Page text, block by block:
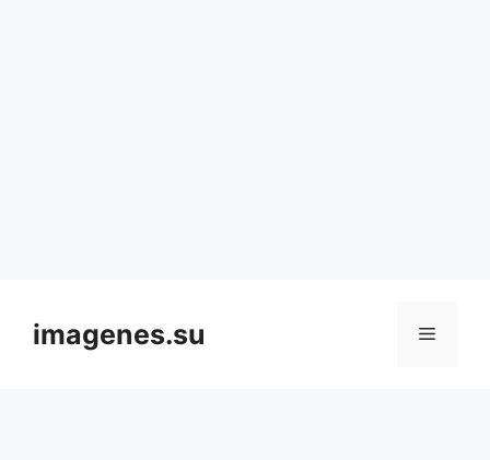
contentimagenes.su Menu